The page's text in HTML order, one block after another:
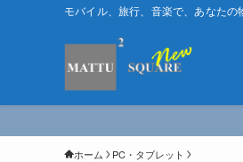
モバイル、旅行、音楽で、あなたの
ホーム PC・タブレット